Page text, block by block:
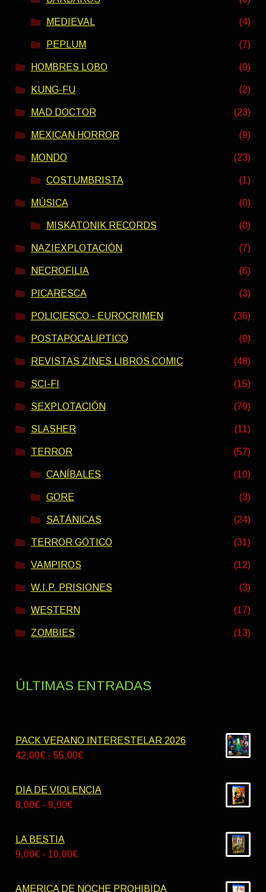
MEDIEVAL (4)
PEPLUM (7)
HOMBRES LOBO (9)
KUNG-FU (2)
MAD DOCTOR (23)
MEXICAN HORROR (9)
MONDO (23)
COSTUMBRISTA (1)
MÚSICA (0)
MISKATONIK RECORDS (0)
NAZIEXPLOTACIÓN (7)
NECROFILIA (6)
PICARESCA (3)
POLICIESCO - EUROCRIMEN (36)
POSTAPOCALIPTICO (9)
REVISTAS ZINES LIBROS COMIC (48)
SCI-FI (15)
SEXPLOTACIÓN (79)
SLASHER (11)
TERROR (57)
CANÍBALES (10)
GORE (3)
SATÁNICAS (24)
TERROR GÓTICO (31)
VAMPIROS (12)
W.I.P. PRISIONES (3)
WESTERN (17)
ZOMBIES (13)
ÚLTIMAS ENTRADAS
PACK VERANO INTERESTELAR 2026
42,00€ - 55,00€Rango
precios:
DIA DE VIOLENCIA
8,00€ - 9,00€Rango
desde
LA BESTIA
9,00€ - 10,00€Rango
precios:
AMERICA DE NOCHE PROHIBIDA